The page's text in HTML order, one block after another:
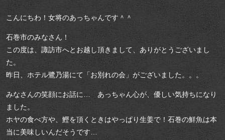
こんにちわ！女将のあっちゃんです＾＾
石巻市のみなさん！
この度は、諏訪市へとお越し頂きまして、ありがとうございまし
た。
昨日、ホテル鷺乃湯にて「お別れの会」がございました。。。
みなさんの笑顔にお話に… あっちゃん心が、優しい気持ちになり
ました。
ホヤの食べ方や、鰹を頂くときはやっぱり生姜で！石巻の鮮魚は本
当に美味しいんだそうです…